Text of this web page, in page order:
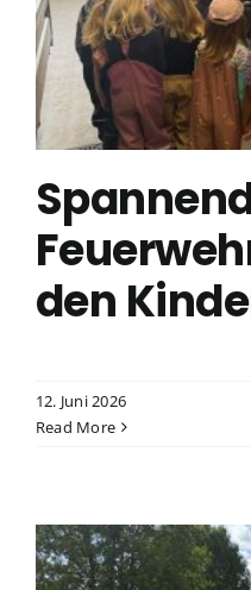
den
12. Juni 2026
Read More